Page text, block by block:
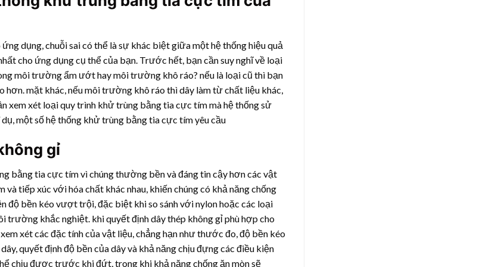
dụng, chuỗi sai có thể là sự khác biệt giữa một hệ thống hiệu quả
cho ứng dụng cụ thể của bạn. Trước hết, bạn cần suy nghĩ về loại
môi trường ẩm ướt hay môi trường khô ráo? nếu là loại cũ thì bạn
hơn. mặt khác, nếu môi trường khô ráo thì dây làm từ chất liệu khác,
xem xét loại quy trình khử trùng bằng tia cực tím mà hệ thống sử
một số hệ thống khử trùng bằng tia cực tím yêu cầu
gỉ
bằng tia cực tím vì chúng thường bền và đáng tin cậy hơn các vật
tiếp xúc với hóa chất khác nhau, khiến chúng có khả năng chống
độ bền kéo vượt trội, đặc biệt khi so sánh với nylon hoặc các loại
khắc nghiệt. khi quyết định dây thép không gỉ phù hợp cho
xét các đặc tính của vật liệu, chẳng hạn như thước đo, độ bền kéo
quyết định độ bền của dây và khả năng chịu đựng các điều kiện
chịu được trước khi đứt, trong khi khả năng chống ăn mòn sẽ